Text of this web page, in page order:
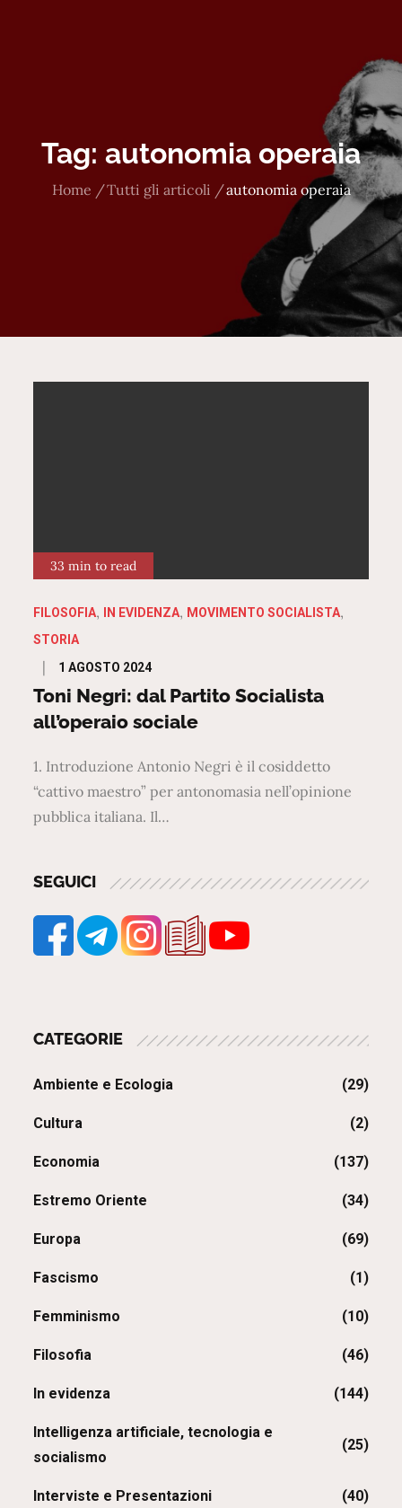
Tag: autonomia operaia
Home Tutti gli articoli autonomia operaia
33 min to read
FILOSOFIA IN EVIDENZA
MOVIMENTO SOCIALISTA
STORIA
Posted
on
1 AGOSTO 2024
Toni Negri: dal Partito Socialista
all’operaio sociale
1. Introduzione Antonio Negri è il cosiddetto
“cattivo maestro” per antonomasia nell’opinione
pubblica italiana. Il…
SEGUICI
CATEGORIE
Ambiente e Ecologia (29)
Cultura (2)
Economia (137)
Estremo Oriente (34)
Europa (69)
Fascismo (1)
Femminismo (10)
Filosofia (46)
In evidenza (144)
Intelligenza artificiale, tecnologia e
socialismo
(25)
Interviste e Presentazioni (40)